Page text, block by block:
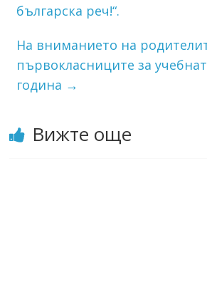
българска реч!“.
На вниманието на
първокласниците за
година →
Вижте още